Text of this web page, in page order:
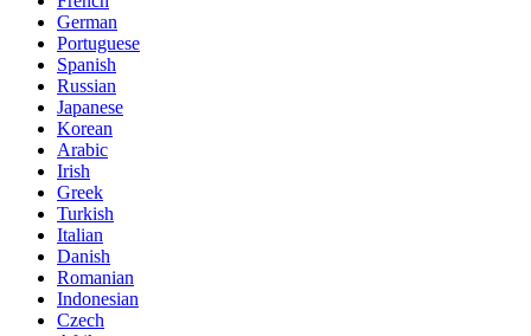
German
Portuguese
Spanish
Russian
Japanese
Korean
Arabic
Irish
Greek
Turkish
Italian
Danish
Romanian
Indonesian
Czech